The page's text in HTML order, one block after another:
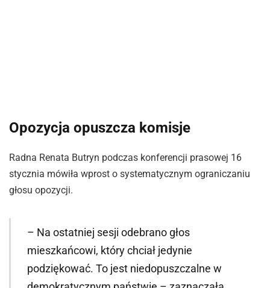
Opozycja opuszcza komisje
Radna Renata Butryn podczas konferencji prasowej 16
stycznia mówiła wprost o systematycznym ograniczaniu
głosu opozycji.
– Na ostatniej sesji odebrano głos
mieszkańcowi, który chciał jedynie
podziękować. To jest niedopuszczalne w